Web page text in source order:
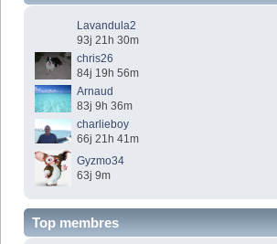
Lavandula2
93j 21h 30m
chris26
84j 19h 56m
Arnaud
83j 9h 36m
charlieboy
66j 21h 41m
Gyzmo34
63j 9m
Top membres